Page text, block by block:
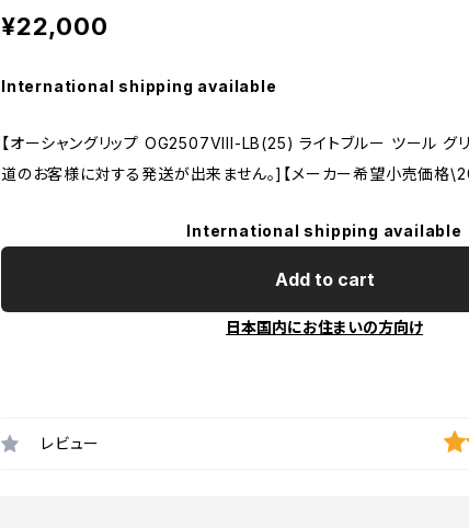
¥22,000
International shipping available
【オーシャングリップ OG2507VIII-LB(25) ライトブルー ツール
道のお客様に対する発送が出来ません。]【メーカー希望小売価格
International shipping available
Add to cart
日本国内にお住まいの方向け
レビュー